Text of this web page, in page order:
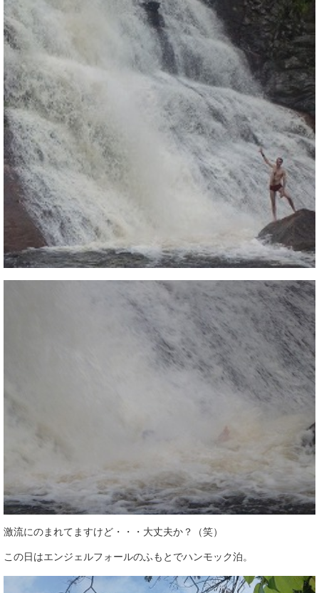
激流にのまれてますけど・・・大丈夫か？（笑）
この日はエンジェルフォールのふもとでハンモック泊。